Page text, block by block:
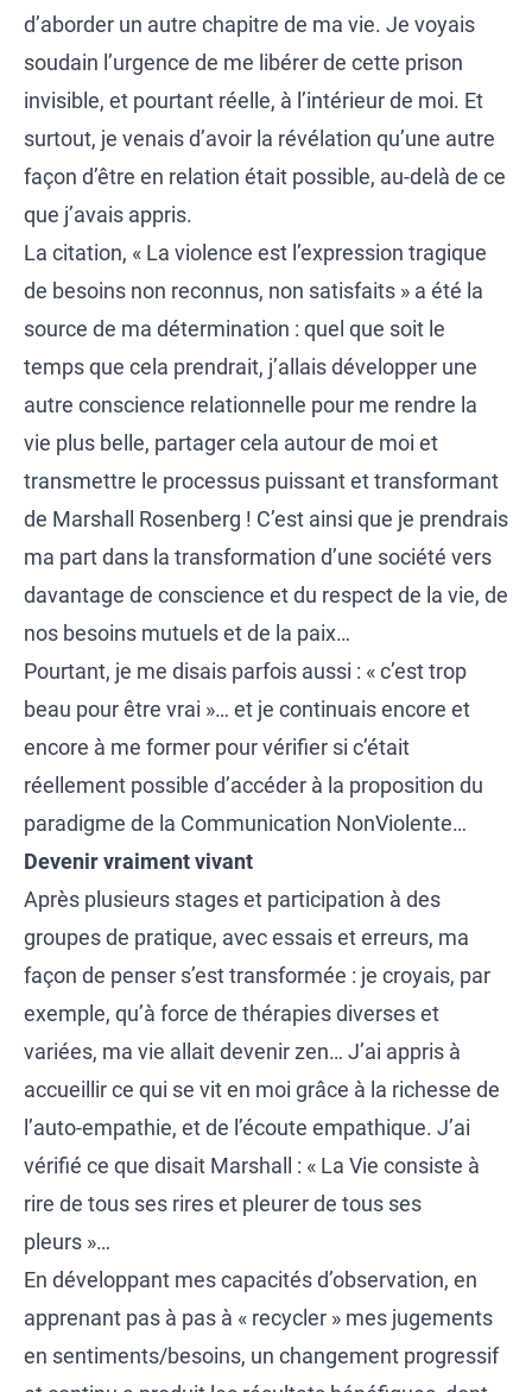
d’aborder un autre chapitre de ma vie. Je voyais
soudain l’urgence de me libérer de cette prison
invisible, et pourtant réelle, à l’intérieur de moi. Et
surtout, je venais d’avoir la révélation qu’une autre
façon d’être en relation était possible, au-delà de ce
que j’avais appris.
La citation, « La violence est l’expression tragique
de besoins non reconnus, non satisfaits » a été la
source de ma détermination : quel que soit le
temps que cela prendrait, j’allais développer une
autre conscience relationnelle pour me rendre la
vie plus belle, partager cela autour de moi et
transmettre le processus puissant et transformant
de Marshall Rosenberg ! C’est ainsi que je prendrais
ma part dans la transformation d’une société vers
davantage de conscience et du respect de la vie, de
nos besoins mutuels et de la paix…
Pourtant, je me disais parfois aussi : « c’est trop
beau pour être vrai »… et je continuais encore et
encore à me former pour vérifier si c’était
réellement possible d’accéder à la proposition du
paradigme de la Communication NonViolente…
Devenir vraiment vivant
Après plusieurs stages et participation à des
groupes de pratique, avec essais et erreurs, ma
façon de penser s’est transformée : je croyais, par
exemple, qu’à force de thérapies diverses et
variées, ma vie allait devenir zen… J’ai appris à
accueillir ce qui se vit en moi grâce à la richesse de
l’auto-empathie, et de l’écoute empathique. J’ai
vérifié ce que disait Marshall : « La Vie consiste à
rire de tous ses rires et pleurer de tous ses
pleurs »…
En développant mes capacités d’observation, en
apprenant pas à pas à « recycler » mes jugements
en sentiments/besoins, un changement progressif